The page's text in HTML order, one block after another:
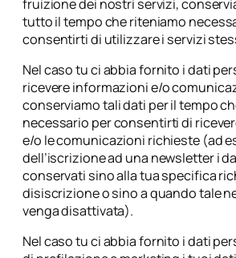
fruizione dei nostri servizi,
tutto il tempo che riteniamo
consentirti di utilizzare i servizi
Nel caso tu ci abbia fornito i dati
ricevere informazioni e/o
conserviamo tali dati per il tempo
necessario per consentirti di
e/o le comunicazioni richieste (ad
dell’iscrizione ad una newsletter i
conservati sino alla tua specifica
disiscrizione o sino a quando tale
venga disattivata).
Nel caso tu ci abbia fornito i dati